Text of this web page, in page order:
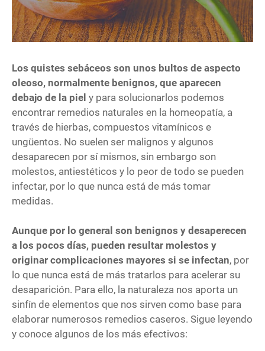
Los quistes sebáceos son unos bultos de aspecto
oleoso, normalmente benignos, que aparecen
debajo de la piel y para solucionarlos podemos
encontrar remedios naturales en la homeopatía, a
través de hierbas, compuestos vitamínicos e
ungüentos. No suelen ser malignos y algunos
desaparecen por sí mismos, sin embargo son
molestos, antiestéticos y lo peor de todo se pueden
infectar, por lo que nunca está de más tomar
medidas.
Aunque por lo general son benignos y desaperecen
a los pocos días, pueden resultar molestos y
originar complicaciones mayores si se infectan, por
lo que nunca está de más tratarlos para acelerar su
desaparición. Para ello, la naturaleza nos aporta un
sinfín de elementos que nos sirven como base para
elaborar numerosos remedios caseros. Sigue leyendo
y conoce algunos de los más efectivos: